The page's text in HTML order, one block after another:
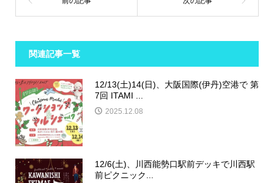
関連記事一覧
12/13(土)14(日)、大阪国際(伊丹)空港で 第
7回 ITAMI ...
2025.12.08
12/6(土)、川西能勢口駅前デッキで川西駅
前ピクニック...